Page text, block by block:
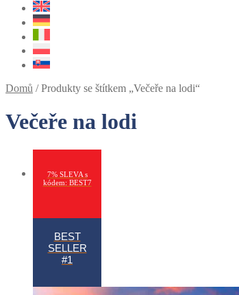
Domů /Produkty se štítkem „Večeře na lodi“
Večeře na lodi
7% SLEVA s
kódem: BEST7
BEST
SELLER
#1